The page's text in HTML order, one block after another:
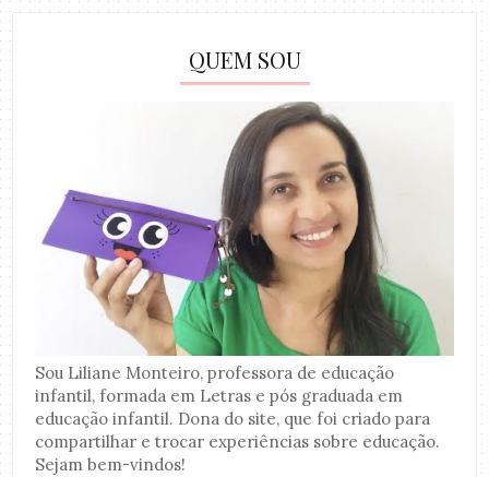
QUEM SOU
Sou Liliane Monteiro, professora de educação
infantil, formada em Letras e pós graduada em
educação infantil. Dona do site, que foi criado para
compartilhar e trocar experiências sobre educação.
Sejam bem-vindos!